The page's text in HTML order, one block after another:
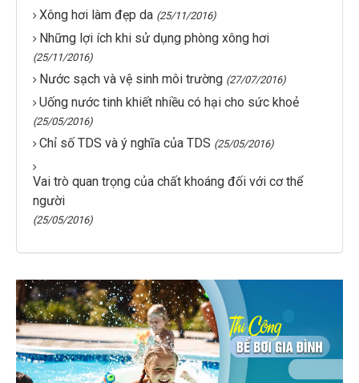
Xông hơi làm đẹp da (25/11/2016)
Những lợi ích khi sử dụng phòng xông hơi
(25/11/2016)
Nước sạch và vệ sinh môi trường (27/07/2016)
Uống nước tinh khiết nhiều có hại cho sức khoẻ
(25/05/2016)
Chỉ số TDS và ý nghĩa của TDS (25/05/2016)
Vai trò quan trọng của chất khoáng đối với cơ thể
người
(25/05/2016)